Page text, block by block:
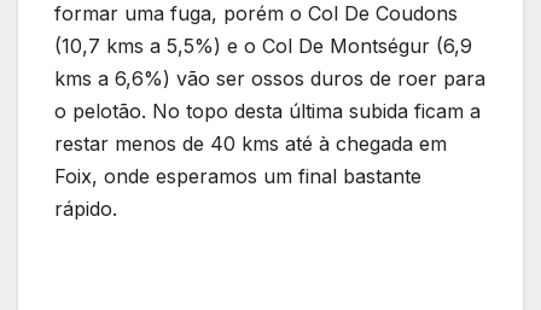
formar uma fuga, porém o Col De Coudons
(10,7 kms a 5,5%) e o Col De Montségur (6,9
kms a 6,6%) vão ser ossos duros de roer para
o pelotão. No topo desta última subida ficam a
restar menos de 40 kms até à chegada em
Foix, onde esperamos um final bastante
rápido.